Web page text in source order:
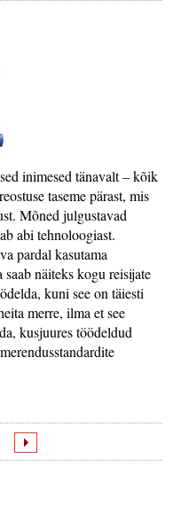
inimesed tänavalt – kõik
taseme pärast, mis
Mõned julgustavad
abi tehnoloogiast.
pardal kasutama
saab näiteks kogu reisijate
kuni see on täiesti
merre, ilma et see
kusjuures töödeldud